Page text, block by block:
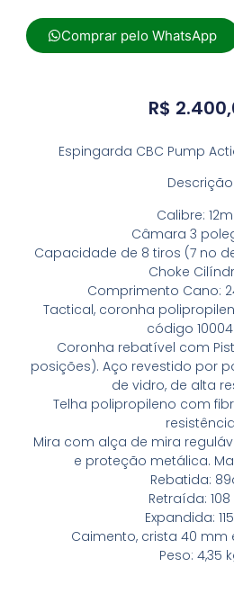
Comprar pelo WhatsApp
R$
Espingarda CBC Pump
Descrição:
Calibre:
Câmara 3
Capacidade de 8 tiros (7 no
Choke
Comprimento Cano:
Tactical, coronha
código
Coronha rebatível com
posições). Aço revestido por
de vidro, de alta
Telha polipropileno com
Mira com alça de mira
e proteção metálica.
Rebatida:
Retraída:
Expandida:
Caimento, crista 40 mm
Peso: 4,35